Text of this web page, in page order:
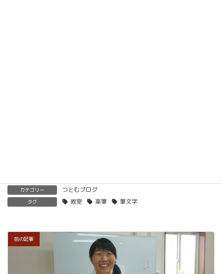
カテゴリー つとむブログ
タグ 教室 楽筆 筆文字
前の記事